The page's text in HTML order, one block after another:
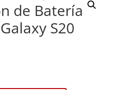
de Batería
S20